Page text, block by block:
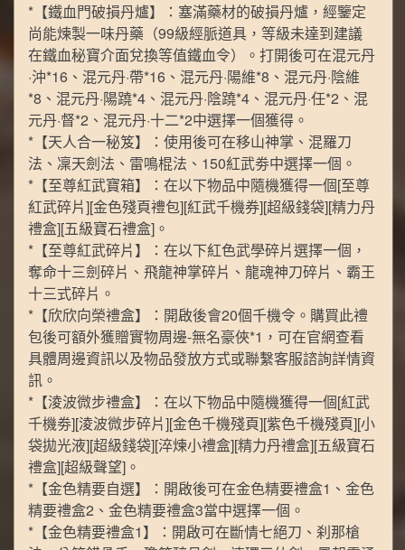
*【鐵血門破損丹爐】：塞滿藥材的破損丹爐，經鑒定
尚能煉製一味丹藥（99級經脈道具，等級未達到建議
在鐵血秘寶介面兌換等值鐵血令）。打開後可在混元丹
·沖*16、混元丹·帶*16、混元丹·陽維*8、混元丹·陰維
*8、混元丹·陽蹺*4、混元丹·陰蹺*4、混元丹·任*2、混
元丹·督*2、混元丹·十二*2中選擇一個獲得。
*【天人合一秘笈】：使用後可在移山神掌、混羅刀
法、凜天劍法、雷鳴棍法、150紅武劵中選擇一個。
*【至尊紅武寶箱】：在以下物品中隨機獲得一個[至尊
紅武碎片][金色殘頁禮包][紅武千機券][超級錢袋][精力丹
禮盒][五級寶石禮盒]。
*【至尊紅武碎片】：在以下紅色武學碎片選擇一個，
奪命十三劍碎片、飛龍神掌碎片、龍魂神刀碎片、霸王
十三式碎片。
*【欣欣向榮禮盒】：開啟後會20個千機令。購買此禮
包後可額外獲贈實物周邊-無名豪俠*1，可在官網查看
具體周邊資訊以及物品發放方式或聯繫客服諮詢詳情資
訊。
*【淩波微步禮盒】：在以下物品中隨機獲得一個[紅武
千機劵][淩波微步碎片][金色千機殘頁][紫色千機殘頁][小
袋拋光液][超級錢袋][淬煉小禮盒][精力丹禮盒][五級寶石
禮盒][超級聲望]。
*【金色精要自選】：開啟後可在金色精要禮盒1、金色
精要禮盒2、金色精要禮盒3當中選擇一個。
*【金色精要禮盒1】：開啟可在斷情七絕刀、刹那槍